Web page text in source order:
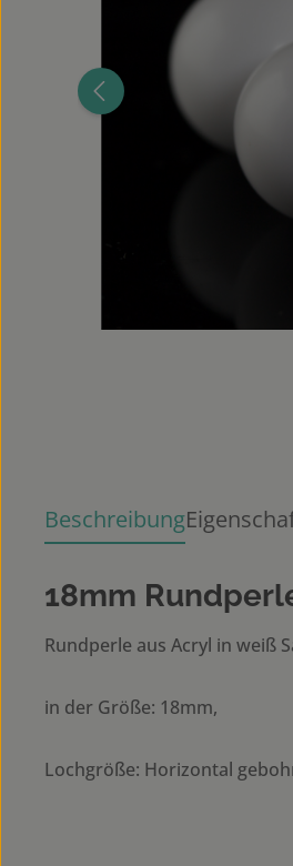
Beschreibung
18mm
Rundperle aus Acryl in weiß
in der Größe: 18mm,
Lochgröße: Horizontal